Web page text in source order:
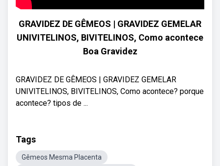
GRAVIDEZ DE GÊMEOS | GRAVIDEZ GEMELAR
UNIVITELINOS, BIVITELINOS, Como acontece
Boa Gravidez
GRAVIDEZ DE GÊMEOS | GRAVIDEZ GEMELAR
UNIVITELINOS, BIVITELINOS, Como acontece? porque
acontece? tipos de ...
Tags
Gêmeos Mesma Placenta